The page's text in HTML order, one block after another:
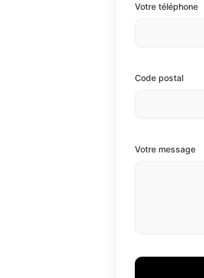
Votre téléphone
Code postal
Votre message